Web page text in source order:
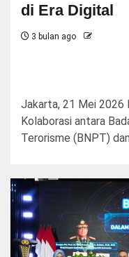
di Era Digital
3 bulan ago
Jakarta, 21 Mei
Kolaborasi antara
Terorisme (BNPT)